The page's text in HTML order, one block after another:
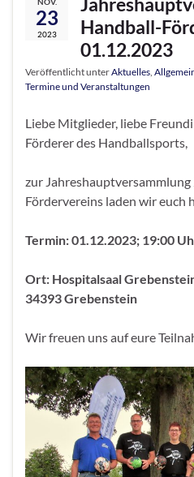
NOV.
23
2023
Handball-
01.12.2023
Veröffentlicht unterAktuelles,
Termine und Veranstaltungen
Liebe Mitglieder, liebe
Förderer des Handballsports,
zur Jahreshauptversammlung
Fördervereins laden wir euch
Termin: 01.12.2023; 19:00
Ort: Hospitalsaal
34393 Grebenstein
Wir freuen uns auf eure